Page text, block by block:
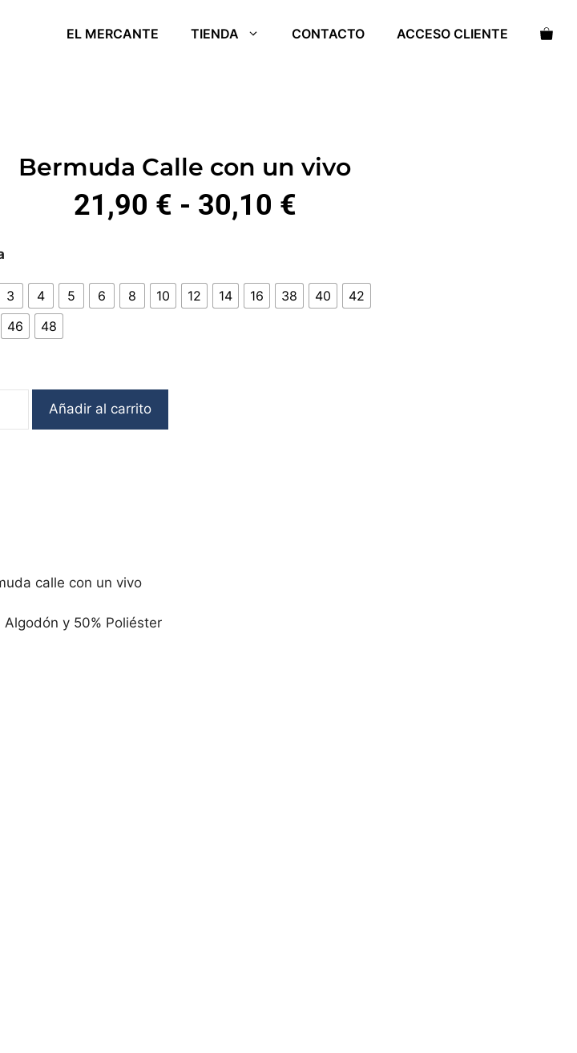
EL MERCANTE TIENDA CONTACTO ACCESO CLIENTE
Bermuda Calle con un vivo
21,90 € - 30,10 €
3 4 5 6 8 10 12 14 16 38 40
42
46 48
Añadir al carrito
calle con un vivo
Algodón y 50% Poliéster